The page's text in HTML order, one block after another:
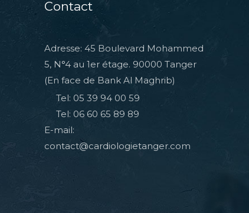
Contact
Adresse: 45 Boulevard Mohammed
5, N°4 au 1er étage. 90000 Tanger
(En face de Bank Al Maghrib)
Tel: 05 39 94 00 59
Tel: 06 60 65 89 89
E-mail:
contact@cardiologietanger.com